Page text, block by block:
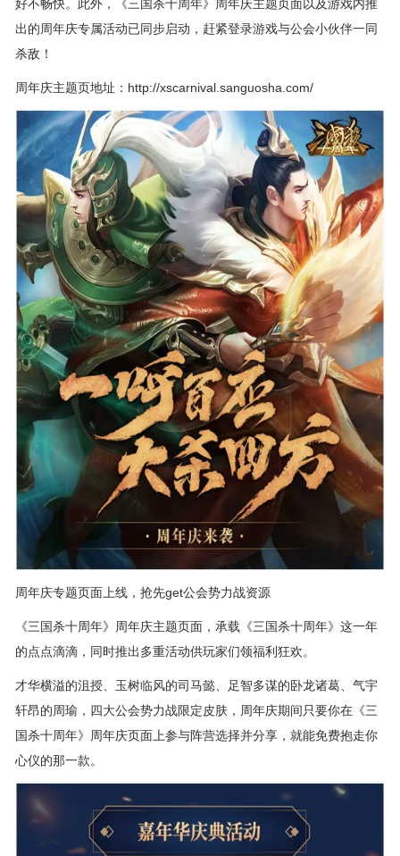
好不畅快。此外，《三国杀十周年》周年庆主题页面以及游戏内推
出的周年庆专属活动已同步启动，赶紧登录游戏与公会小伙伴一同
杀敌！
周年庆主题页地址：http://xscarnival.sanguosha.com/
周年庆专题页面上线，抢先get公会势力战资源
《三国杀十周年》周年庆主题页面，承载《三国杀十周年》这一年
的点点滴滴，同时推出多重活动供玩家们领福利狂欢。
才华横溢的沮授、玉树临风的司马懿、足智多谋的卧龙诸葛、气宇
轩昂的周瑜，四大公会势力战限定皮肤，周年庆期间只要你在《三
国杀十周年》周年庆页面上参与阵营选择并分享，就能免费抱走你
心仪的那一款。